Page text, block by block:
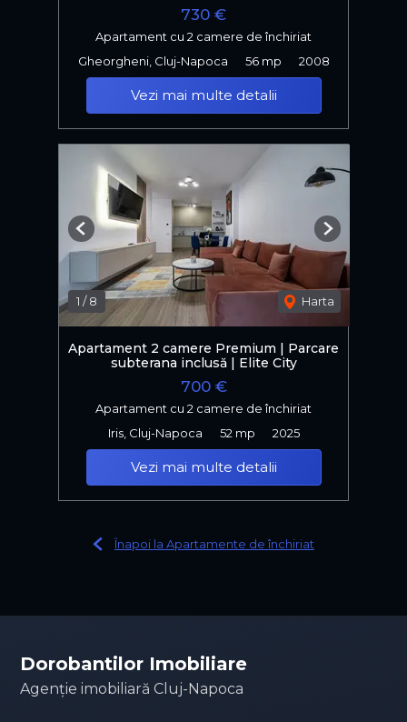
730 €
Apartament cu 2 camere de închiriat
Gheorgheni, Cluj-Napoca
56 mp 2008
Vezi mai multe detalii
1 /8 Harta
Previous Next
Apartament 2 camere Premium | Parcare
subterana inclusă | Elite City
700 €
Apartament cu 2 camere de închiriat
Iris, Cluj-Napoca
52 mp 2025
Vezi mai multe detalii
Înapoi la Apartamente de închiriat
Dorobantilor Imobiliare
Agenție imobiliară Cluj-Napoca